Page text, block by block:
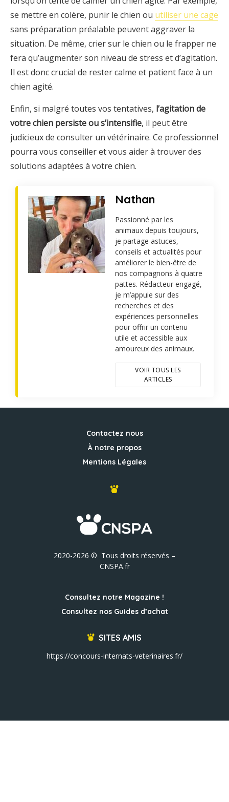
se mettre en colère, punir le chien ou utiliser une cage
sans préparation préalable peuvent aggraver la
situation. De même, crier sur le chien ou le frapper ne
fera qu’augmenter son niveau de stress et d’agitation.
Il est donc crucial de rester calme et patient face à un
chien agité.
Enfin, si malgré toutes vos tentatives, l’agitation de
votre chien persiste ou s’intensifie, il peut être
judicieux de consulter un vétérinaire. Ce professionnel
pourra vous conseiller et vous aider à trouver des
solutions adaptées à votre chien.
Nathan
Passionné par les
animaux depuis toujours,
je partage astuces,
conseils et actualités pour
améliorer le bien-être de
nos compagnons à quatre
pattes. Rédacteur engagé,
je m’appuie sur des
recherches et des
expériences personnelles
pour offrir un contenu
utile et accessible aux
amoureux des animaux.
VOIR TOUS LES
ARTICLES
Contactez nous
À notre propos
Mentions Légales
2020-2026 © Tous droits réservés –
CNSPA.fr
Consultez notre Magazine !
Consultez nos Guides d’achat
SITES AMIS
https://concours-internats-veterinaires.fr/